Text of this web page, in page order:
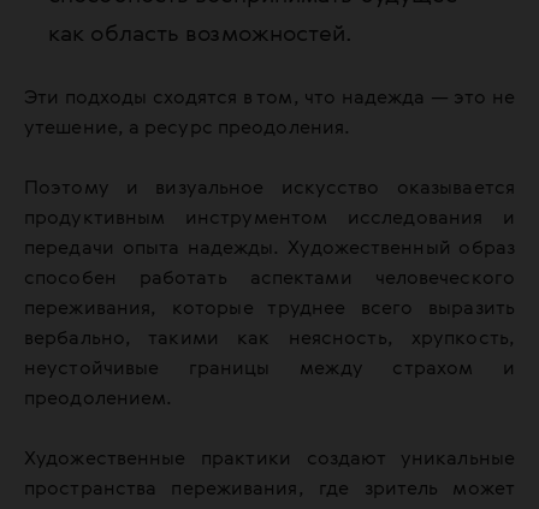
как область возможностей.
Эти подходы сходятся в том, что надежда — это не
утешение, а ресурс преодоления.
Поэтому и визуальное искусство оказывается
продуктивным инструментом исследования и
передачи опыта надежды. Художественный образ
способен работать аспектами человеческого
переживания, которые труднее всего выразить
вербально, такими как неясность, хрупкость,
неустойчивые границы между страхом и
преодолением.
Художественные практики создают уникальные
пространства переживания, где зритель может